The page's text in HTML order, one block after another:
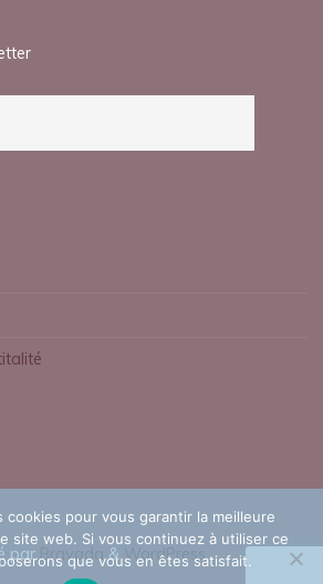
parBravada&WordPress.
cookies pour vous garantir la meilleure
site web. Si vous continuez à utiliser ce
que vous en êtes satisfait.